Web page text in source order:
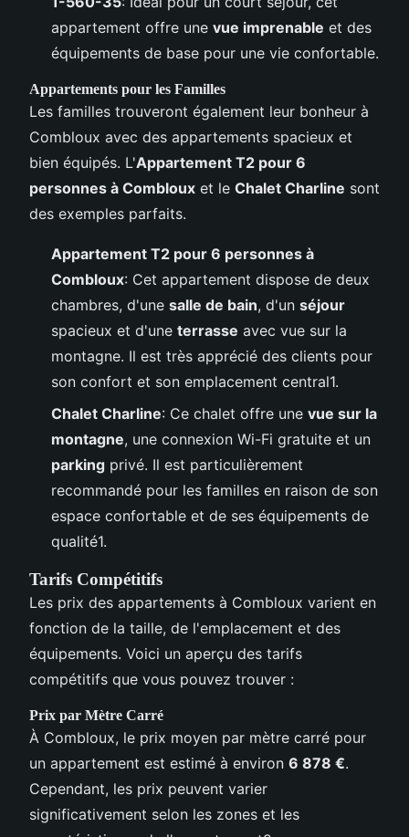
appartement offre une vue imprenable et des
équipements de base pour une vie confortable.
Appartements pour les Familles
Les familles trouveront également leur bonheur à
Combloux avec des appartements spacieux et
bien équipés. L'Appartement T2 pour 6
personnes à Combloux et le Chalet Charline sont
des exemples parfaits.
Appartement T2 pour 6 personnes à
Combloux: Cet appartement dispose de deux
chambres, d'une salle de bain, d'un séjour
spacieux et d'une terrasse avec vue sur la
montagne. Il est très apprécié des clients pour
son confort et son emplacement central1.
Chalet Charline: Ce chalet offre une vue sur la
montagne, une connexion Wi-Fi gratuite et un
parking privé. Il est particulièrement
recommandé pour les familles en raison de son
espace confortable et de ses équipements de
qualité1.
Tarifs Compétitifs
Les prix des appartements à Combloux varient en
fonction de la taille, de l'emplacement et des
équipements. Voici un aperçu des tarifs
compétitifs que vous pouvez trouver :
Prix par Mètre Carré
À Combloux, le prix moyen par mètre carré pour
un appartement est estimé à environ 6 878 €.
Cependant, les prix peuvent varier
significativement selon les zones et les